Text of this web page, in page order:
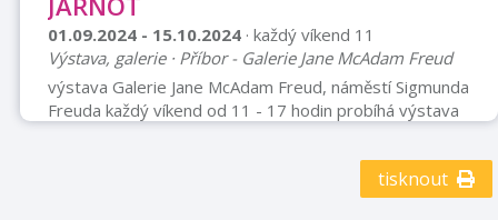
01.09.2024 - 15.10.2024 · každý víkend 11
Výstava, galerie · Příbor - Galerie Jane McAdam Freud
výstava Galerie Jane McAdam Freud, náměstí Sigmunda
Freuda každý víkend od 11 - 17 hodin probíhá výstava
tisknout